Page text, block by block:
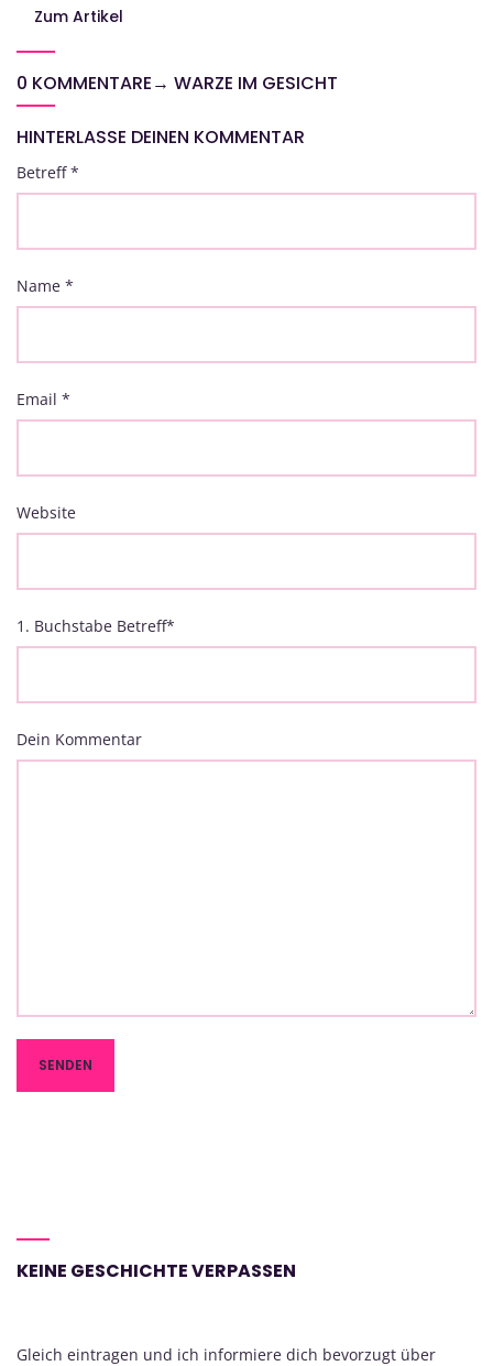
Zum Artikel
0 KOMMENTARE→ WARZE IM GESICHT
HINTERLASSE DEINEN KOMMENTAR
Betreff*
Name *
Email *
Website
1. Buchstabe Betreff*
Dein Kommentar
KEINE GESCHICHTE VERPASSEN
Gleich eintragen und ich informiere dich bevorzugt über